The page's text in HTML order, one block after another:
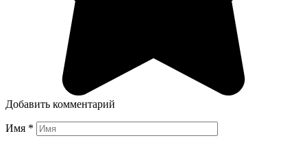
Добавить комментарий
Имя *